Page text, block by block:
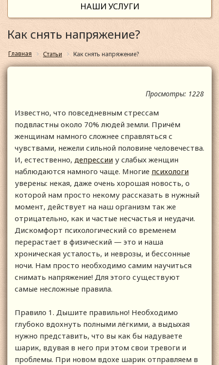
НАШИ УСЛУГИ
Как снять напряжение?
Главная Статьи Как снять напряжение?
Просмотры: 1228
Известно, что повседневным стрессам
подвластны около 70% людей земли. Причём
женщинам намного сложнее справляться с
чувствами, нежели сильной половине человечества.
И, естественно, депрессии у слабых женщин
наблюдаются намного чаще. Многие психологи
уверены: некая, даже очень хорошая новость, о
которой нам просто некому рассказать в нужный
момент, действует на наш организм так же
отрицательно, как и частые несчастья и неудачи.
Дискомфорт психологический со временем
перерастает в физический — это и наша
хроническая усталость, и неврозы, и бессонные
ночи. Нам просто необходимо самим научиться
снимать напряжение! Для этого существуют
самые несложные правила.
Правило 1. Дышите правильно! Необходимо
глубоко вдохнуть полными лёгкими, а выдыхая
нужно представить, что вы как бы надуваете
шарик, вдувая в него при этом свои тревоги и
проблемы. При новом вдохе шарик отправляем в